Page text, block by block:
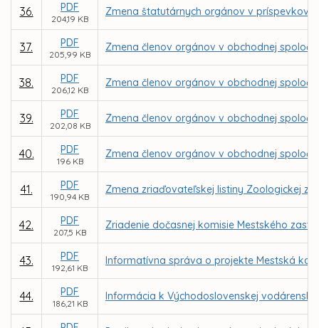
36. PDF
204,19 KB
Zmena štatutárnych orgánov v
37. PDF
205,99 KB
Zmena členov orgánov v obchodnej
38. PDF
206,12 KB
Zmena členov orgánov v obchodnej
39. PDF
202,08 KB
Zmena členov orgánov v obchodnej
40. PDF
196 KB
Zmena členov orgánov v obchodnej
41. PDF
190,94 KB
Zmena zriaďovateľskej listiny Zoologickej
42. PDF
207,5 KB
Zriadenie dočasnej komisie Mestského
43. PDF
192,61 KB
Informatívna správa o projekte Mestská
44. PDF
186,21 KB
Informácia k Východoslovenskej